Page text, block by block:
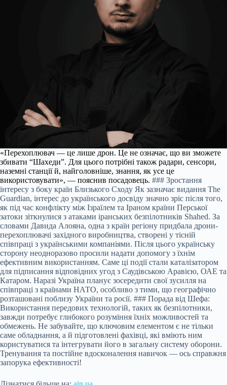
«Перехоплювач — це лише дрон. Це не означає, що ви зможете
збивати “Шахеди”. Для цього потрібні також радари, сенсори,
наземні станції й, найголовніше, знання, як усе це
використовувати», — пояснив посадовець. ### Зростання
інтересу з боку країн Близького Сходу Як зазначає видання The
Guardian, інтерес до українського досвіду значно зріс після того,
як під час конфлікту між Ізраїлем та Іраном країни Перської
затоки зіткнулися з атаками іранських безпілотників Shahed. За
словами Давида Алояна, одна з країн регіону придбала дрони-
перехоплювачі західного виробництва, створені у тісній
співпраці з українськими компаніями. Після цього українську
сторону неодноразово просили надати допомогу з їхнім
ефективним використанням. Саме ці події стали каталізатором
для підписання відповідних угод з Саудівською Аравією, ОАЕ та
Катаром. Наразі Україна планує зосередити свої зусилля на
співпраці з країнами НАТО, особливо з тими, що географічно
розташовані поблизу України та росії. ### Порада від Шефа:
Використання передових технологій, таких як безпілотники,
завжди потребує глибокого розуміння їхніх можливостей та
обмежень. Не забувайте, що ключовим елементом є не тільки
саме обладнання, а й підготовлені фахівці, які вміють ним
користуватися та інтегрувати його в загальну систему оборони.
Тренування та постійне вдосконалення навичок — ось справжня
запорука ефективності!